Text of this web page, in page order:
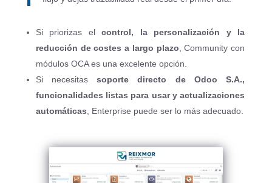
Si priorizas elcontrol, la personalización y la
reducción de costes a largo plazo , Community con
módulos OCA es una excelente opción.
Si necesitassoporte directo de Odoo S.A.,
funcionalidades listas para usar y actualizaciones
automáticas , Enterprise puede ser lo más adecuado.